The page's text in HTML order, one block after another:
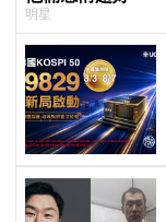
明星